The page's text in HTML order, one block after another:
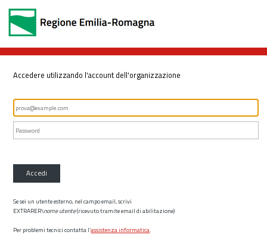
Accedere utilizzando l'account dell'organizzazione
Accedi
Se sei un utente esterno, nel campo email, scrivi
EXTRARER\nome utente(ricevuto tramite email di abilitazione)
Per problemi tecnici contatta l’assistenza informatica.